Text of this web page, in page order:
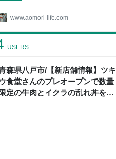
www.aomori-life.com
森県八戸市/【新店舗情報】ツキ
食堂さんのプレオープンで数量
限定の牛肉とイクラの乱れ丼を食
USERS